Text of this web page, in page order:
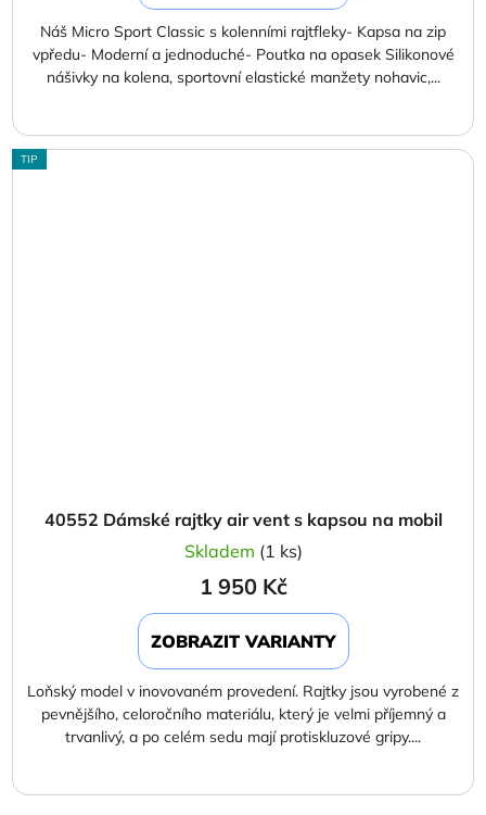
Náš Micro Sport Classic s kolenními rajtfleky- Kapsa na zip
vpředu- Moderní a jednoduché- Poutka na opasek Silikonové
nášivky na kolena, sportovní elastické manžety nohavic,...
TIP
40552 Dámské rajtky air vent s kapsou na mobil
Skladem (1 ks)
1 950 Kč
ZOBRAZIT VARIANTY
Loňský model v inovovaném provedení. Rajtky jsou vyrobené z
pevnějšího, celoročního materiálu, který je velmi příjemný a
trvanlivý, a po celém sedu mají protiskluzové gripy....